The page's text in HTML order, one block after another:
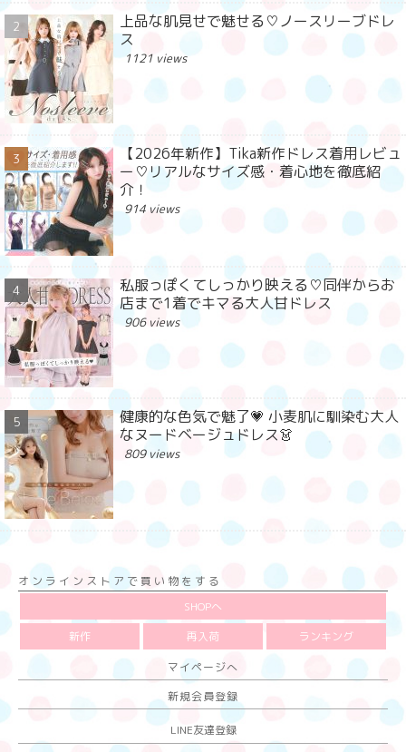
上品な肌見せで魅せる♡ノースリーブドレ
ス
1121 views
【2026年新作】Tika新作ドレス着用レビュ
ー♡リアルなサイズ感・着心地を徹底紹
介！
914 views
私服っぽくてしっかり映える♡同伴からお
店まで1着でキマる大人甘ドレス
906 views
健康的な色気で魅了💗 小麦肌に馴染む大人
なヌードベージュドレス👗
809 views
オンラインストアで買い物をする
SHOPへ
新作
再入荷
ランキング
マイページへ
新規会員登録
LINE友達登録